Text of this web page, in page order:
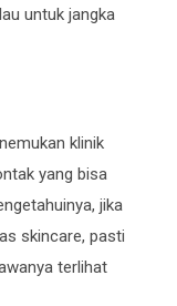
untuk jangka
klinik
yang bisa
jika
skincare, pasti
terlihat